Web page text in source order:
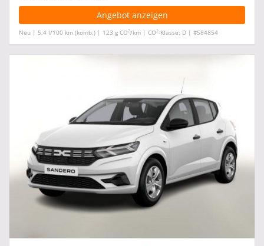
Angebot anzeigen
Neu | 5,4 l/100 km (komb.) | 123 g CO2/km | CO2-Klasse: D | #584854